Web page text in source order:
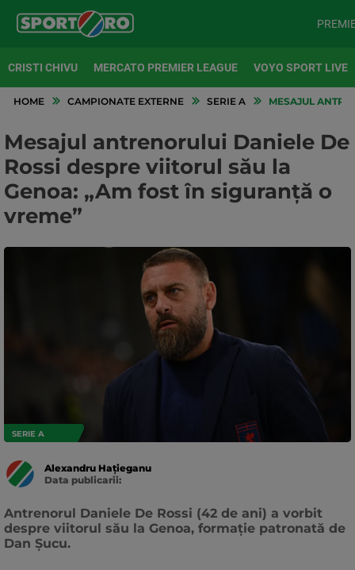
CRISTI CHIVU MERCATO PREMIER LEAGUE VOYO SPORT LIVE
HOME CAMPIONATE EXTERNE SERIE A MESAJUL
Mesajul antrenorului Daniele De
Rossi despre viitorul său la
Genoa: „Am fost în siguranță o
vreme”
SERIE A
Alexandru Hațieganu
Data publicarii:
Antrenorul Daniele De Rossi (42 de ani) a vorbit
despre viitorul său la Genoa, formație patronată de
Dan Șucu.